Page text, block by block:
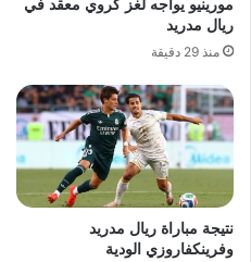
مورينيو يواجه لغز كروي معقد في
ريال مدريد
منذ 29 دقيقة
نتيجة مباراة ريال مدريد
وفرينكفاروزي الودية